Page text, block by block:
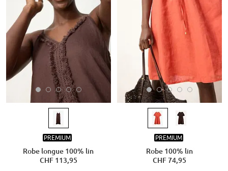
PREMIUM
Robe longue 100% lin
CHF 113,95
PREMIUM
Robe 100% lin
CHF 74,95